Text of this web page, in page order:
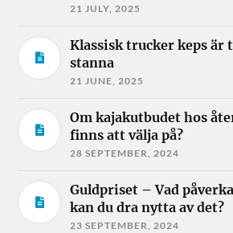
21 JULY, 2025
Klassisk trucker keps är
stanna
21 JUNE, 2025
Om kajakutbudet hos
finns att välja på?
28 SEPTEMBER, 2024
Guldpriset – Vad
kan du dra nytta av det?
23 SEPTEMBER, 2024